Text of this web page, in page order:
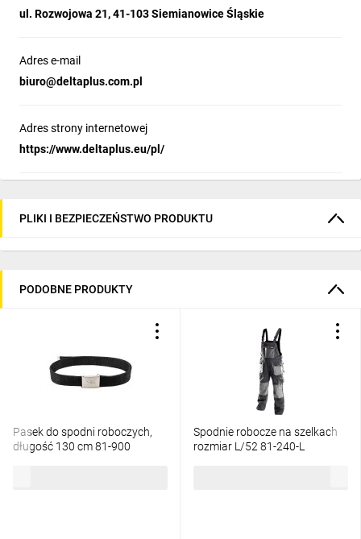
ul. Rozwojowa 21, 41-103 Siemianowice Śląskie
Adres e-mail
biuro@deltaplus.com.pl
Adres strony internetowej
https://www.deltaplus.eu/pl/
PLIKI I BEZPIECZEŃSTWO PRODUKTU
PODOBNE PRODUKTY
Pasek do spodni roboczych,
długość 130 cm 81-900
Spodnie robocze na szelkach
rozmiar L/52 81-240-L